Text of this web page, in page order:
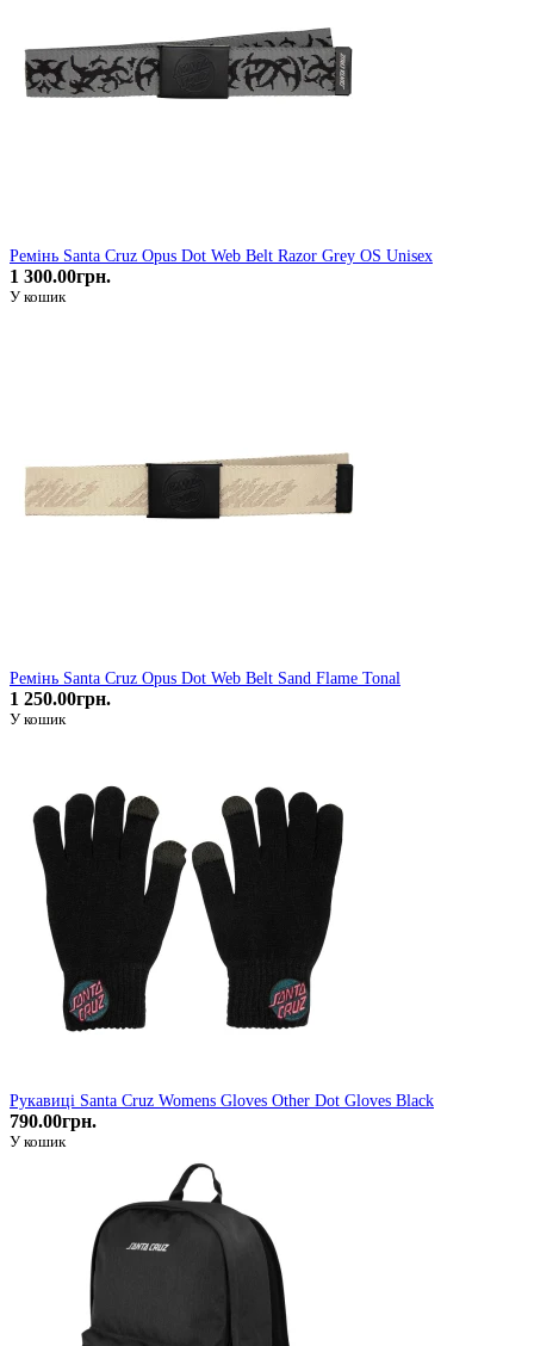
Ремінь Santa Cruz Opus Dot Web Belt Razor Grey OS Unisex
1 300.00грн.
У кошик
Ремінь Santa Cruz Opus Dot Web Belt Sand Flame Tonal
1 250.00грн.
У кошик
Рукавиці Santa Cruz Womens Gloves Other Dot Gloves Black
790.00грн.
У кошик